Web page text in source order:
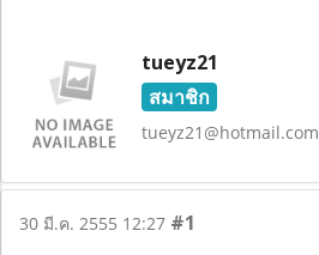
tueyz21
สมาชิก
tueyz21@hotmail.com
30 มี.ค. 2555 12:27 #1